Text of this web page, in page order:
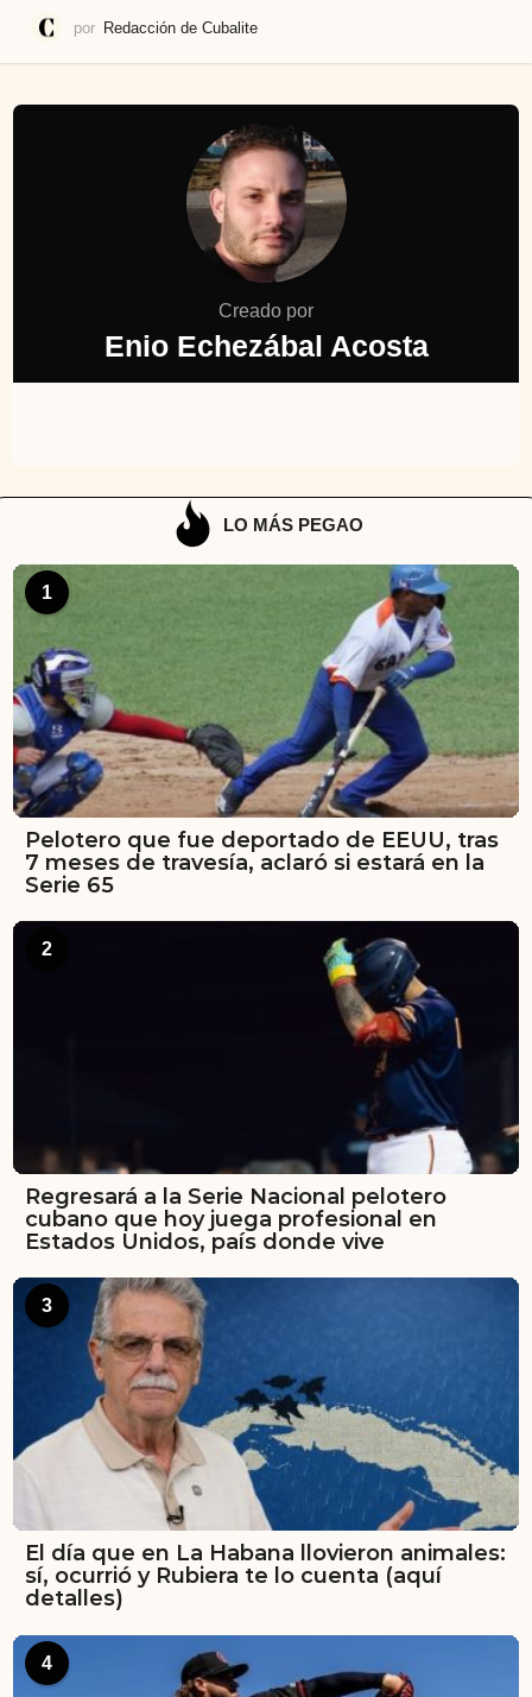
por Redacción de Cubalite
Creado por
Enio Echezábal Acosta
LO MÁS PEGAO
1
Pelotero que fue deportado de EEUU, tras
7 meses de travesía, aclaró si estará en la
Serie 65
2
Regresará a la Serie Nacional pelotero
cubano que hoy juega profesional en
Estados Unidos, país donde vive
3
El día que en La Habana llovieron animales:
sí, ocurrió y Rubiera te lo cuenta (aquí
detalles)
4